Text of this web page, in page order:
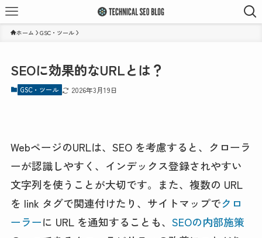
ホーム GSC・ツール
SEOに効果的なURLとは？
GSC・ツール 2026年3月19日
WebページのURLは、SEO を考慮すると、クローラ
ーが認識しやすく、インデックス登録されやすい
文字列を使うことが大切です。また、複数の URL
を link タグで関連付けたり、サイトマップでクロ
ーラーに URL を通知することも、 SEOの内部施策